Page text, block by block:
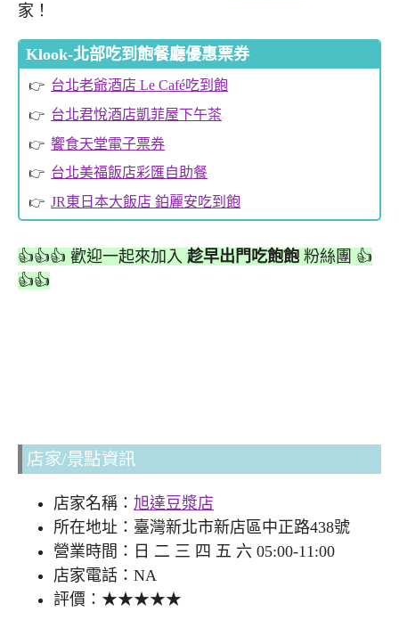
家！
Klook-北部吃到飽餐廳優惠票券
台北老爺酒店 Le Café吃到飽
台北君悅酒店凱菲屋下午茶
饗食天堂電子票券
台北美福飯店彩匯自助餐
JR東日本大飯店 鉑麗安吃到飽
👍👍👍 歡迎一起來加入 趁早出門吃飽飽 粉絲團 👍
👍👍
店家/景點資訊
店家名稱： 旭達豆漿店
所在地址：臺灣新北市新店區中正路438號
營業時間：日 二 三 四 五 六 05:00-11:00
店家電話：NA
評價：★★★★★